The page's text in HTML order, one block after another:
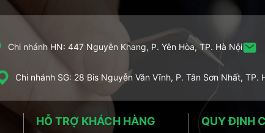
Chi nhánh HN: 447 Nguyễn Khang, P. Yên Hòa, TP. Hà Nội
Chi nhánh SG: 28 Bis Nguyễn Văn Vĩnh, P. Tân Sơn Nhất, TP.
HỖ TRỢ KHÁCH HÀNG QUY ĐỊNH